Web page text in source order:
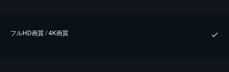
フルHD画質 / 4K画質